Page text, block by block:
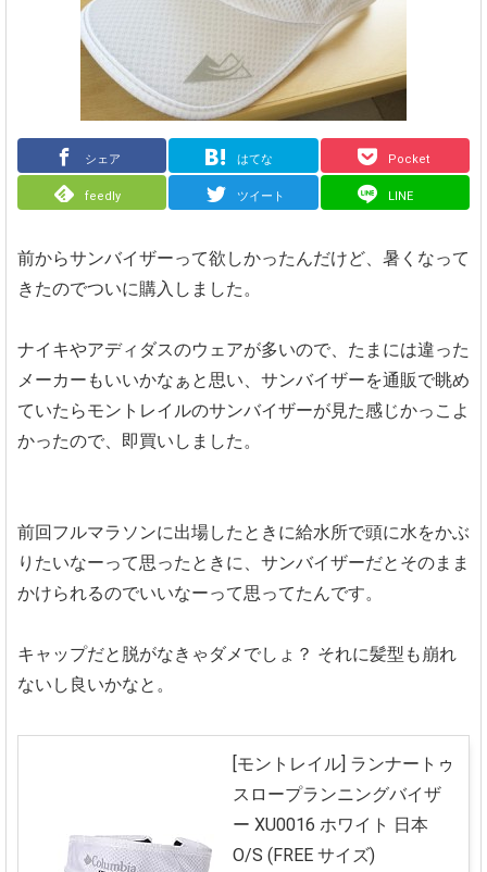
シェア はてな Pocket
feedly ツイート LINE
前からサンバイザーって欲しかったんだけど、暑くなって
きたのでついに購入しました。
ナイキやアディダスのウェアが多いので、たまには違った
メーカーもいいかなぁと思い、サンバイザーを通販で眺め
ていたらモントレイルのサンバイザーが見た感じかっこよ
かったので、即買いしました。
前回フルマラソンに出場したときに給水所で頭に水をかぶ
りたいなーって思ったときに、サンバイザーだとそのまま
かけられるのでいいなーって思ってたんです。
キャップだと脱がなきゃダメでしょ？ それに髪型も崩れ
ないし良いかなと。
[モントレイル] ランナートゥ
スロープランニングバイザ
ー XU0016 ホワイト 日本
O/S (FREE サイズ)